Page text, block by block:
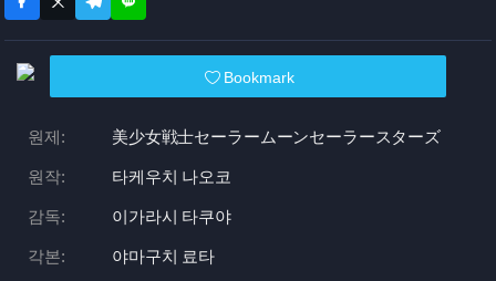
Bookmark
원제: 美少女戦士セーラームーンセーラースターズ
원작: 타케우치 나오코
감독: 이가라시 타쿠야
각본: 야마구치 료타